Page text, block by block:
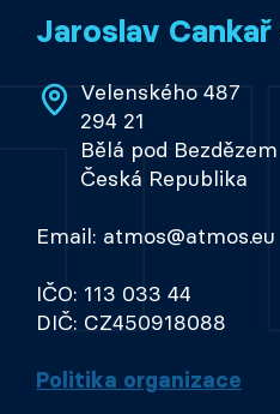
Jaroslav
Velenského 487
294 21
Bělá pod Bezdězem
Česká Republika
Email: atmos@atmos.eu
IČO: 113 033 44
DIČ: CZ450918088
Politika organizace